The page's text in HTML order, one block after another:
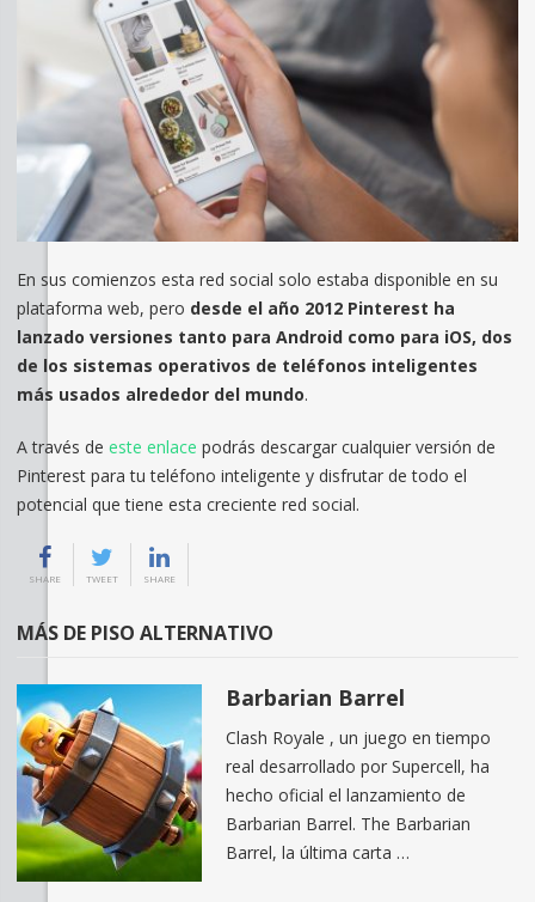
En sus comienzos esta red social solo estaba disponible en su
plataforma web, pero desde el año 2012 Pinterest ha
lanzado versiones tanto para Android como para iOS, dos
de los sistemas operativos de teléfonos inteligentes
más usados alrededor del mundo.
A través de este enlace podrás descargar cualquier versión de
Pinterest para tu teléfono inteligente y disfrutar de todo el
potencial que tiene esta creciente red social.
SHARE TWEET SHARE
MÁS DE PISO ALTERNATIVO
Barbarian Barrel
Clash Royale , un juego en tiempo
real desarrollado por Supercell, ha
hecho oficial el lanzamiento de
Barbarian Barrel. The Barbarian
Barrel, la última carta …